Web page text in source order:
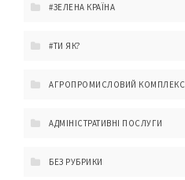
#ЗЕЛЕНА КРАЇНА
#ТИ ЯК?
АГРОПРОМИСЛОВИЙ КОМПЛЕКС
АДМІНІСТРАТИВНІ ПОСЛУГИ
БЕЗ РУБРИКИ